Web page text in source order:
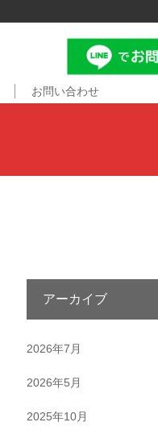
お問い合わせ
アーカイブ
2026年7月
2026年5月
2025年10月